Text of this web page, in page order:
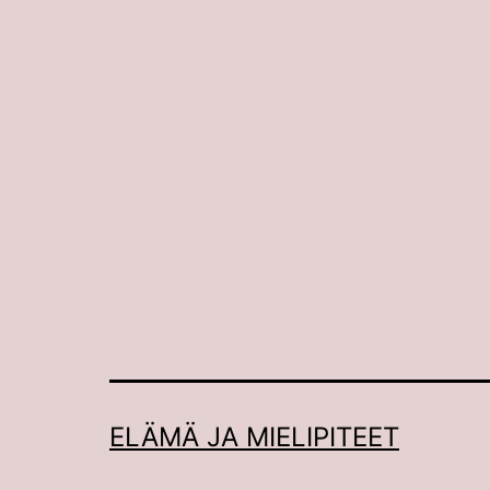
ELÄMÄ JA MIELIPITEET